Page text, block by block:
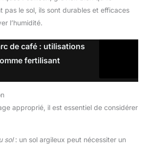
pas le sol, ils sont durables et efficaces
l’humidité.
de café : utilisations
fertilisant
approprié, il est essentiel de considérer
sol: un sol argileux peut nécessiter un